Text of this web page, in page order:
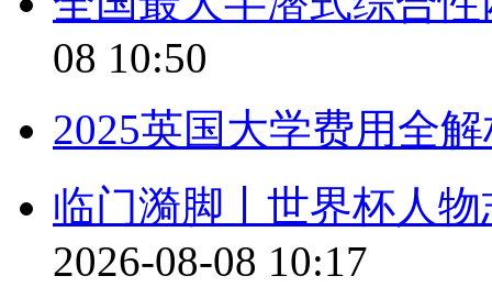
08 10:50
2025英国大学费用全
临门漪脚丨世界杯人
2026-08-08 10:17